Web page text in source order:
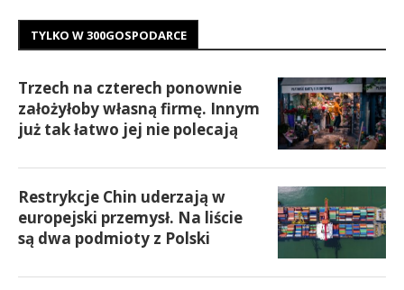
TYLKO W 300GOSPODARCE
Trzech na czterech ponownie
założyłoby własną firmę. Innym
już tak łatwo jej nie polecają
Restrykcje Chin uderzają w
europejski przemysł. Na liście
są dwa podmioty z Polski